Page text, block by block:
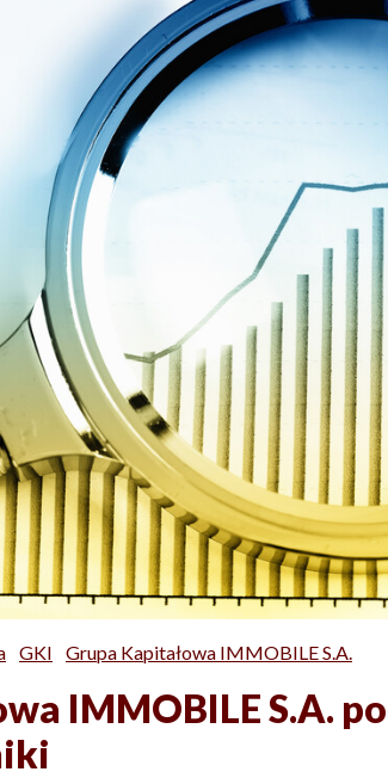
GKI Grupa Kapitałowa IMMOBILE S.A.
IMMOBILE S.A.